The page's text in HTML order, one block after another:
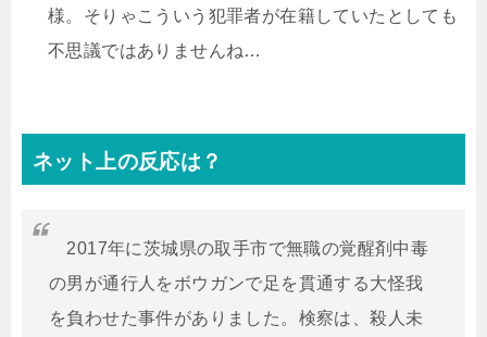
様。そりゃこういう犯罪者が在籍していたとしても
不思議ではありませんね…
ネット上の反応は？
2017年に茨城県の取手市で無職の覚醒剤中毒
の男が通行人をボウガンで足を貫通する大怪我
を負わせた事件がありました。検察は、殺人未